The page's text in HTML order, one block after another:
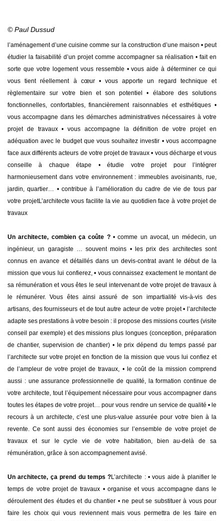
© Paul Dussud
l’aménagement d’une cuisine comme sur la construction d’une maison • peut
étudier la faisabilité d’un projet comme accompagner sa réalisation • fait en
sorte que votre logement vous ressemble • vous aide à déterminer ce qui
vous tient réellement à cœur • vous apporte un regard technique et
règlementaire sur votre bien et son potentiel• élabore des solutions
fonctionnelles, confortables, financièrement raisonnables et esthétiques •
vous accompagne dans les démarches administratives nécessaires à votre
projet de travaux• vous accompagne la définition de votre projet en
adéquation avec le budget que vous souhaitez investir • vous accompagne
face aux différents acteurs de votre projet de travaux• vous décharge et vous
conseille à chaque étape • étudie votre projet pour l’intégrer
harmonieusement dans votre environnement : immeubles avoisinants, rue,
jardin, quartier… • contribue à l’amélioration du cadre de vie de tous par
votre projetL’architecte vous facilite la vie au quotidien face à votre projet de
travaux
Un architecte, combien ça coûte ? • comme un avocat, un médecin, un
ingénieur, un garagiste … souvent moins • les prix des architectes sont
connus en avance et détaillés dans un devis-contrat avant le début de la
mission que vous lui confierez,• vous connaissez exactement le montant de
sa rémunération et vous êtes le seul intervenant de votre projet de travaux à
le rémunérer. Vous êtes ainsi assuré de son impartialité vis-à-vis des
artisans, des fournisseurs et de tout autre acteur de votre projet• l’architecte
adapte ses prestations à votre besoin : il propose des missions courtes (visite
conseil par exemple) et des missions plus longues (conception, préparation
de chantier, supervision de chantier) • le prix dépend du temps passé par
l’architecte sur votre projet en fonction de la mission que vous lui confiez et
de l’ampleur de votre projet de travaux, • le coût de la mission comprend
aussi : une assurance professionnelle de qualité, la formation continue de
votre architecte, tout l’équipement nécessaire pour vous accompagner dans
toutes les étapes de votre projet… pour vous rendre un service de qualité • le
recours à un architecte, c’est une plus-value assurée pour votre bien à la
revente. Ce sont aussi des économies sur l’ensemble de votre projet de
travaux et sur le cycle vie de votre habitation, bien au-delà de sa
rémunération, grâce à son accompagnement avisé.
Un architecte, ça prend du temps ?L’architecte :• vous aide à planifier le
temps de votre projet de travaux • organise et vous accompagne dans le
déroulement des études et du chantier • ne peut se substituer à vous pour
faire les choix qui vous reviennent mais vous permettra de les faire en